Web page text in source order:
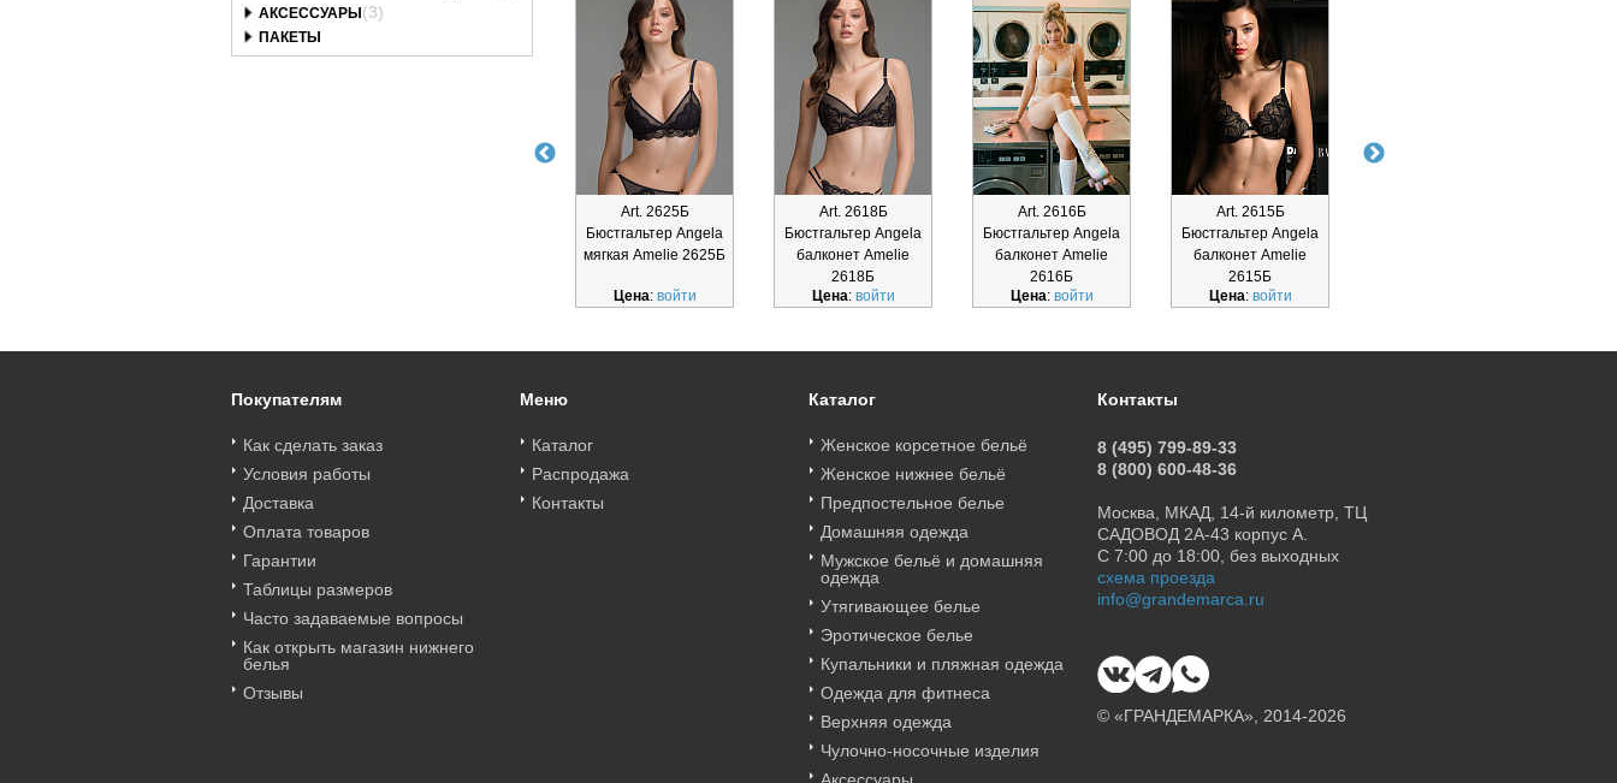
АКСЕССУАРЫ (3)
ПАКЕТЫ
Art. 2625Б
Бюстгальтер Angela
мягкая Amelie 2625Б
Цена: войти
Art. 2618Б
Бюстгальтер Angela
балконет Amelie
2618Б
Цена: войти
Art. 2616Б
Бюстгальтер Angela
балконет Amelie
2616Б
Цена: войти
Art. 2615Б
Бюстгальтер Angela
балконет Amelie
2615Б
Цена: войти
Покупателям
Как сделать заказ
Условия работы
Доставка
Оплата товаров
Гарантии
Таблицы размеров
Часто задаваемые вопросы
Как открыть магазин нижнего
белья
Отзывы
Меню
Каталог
Распродажа
Контакты
Каталог
Женское корсетное бельё
Женское нижнее бельё
Предпостельное белье
Домашняя одежда
Мужское бельё и домашняя
одежда
Утягивающее белье
Эротическое белье
Купальники и пляжная одежда
Одежда для фитнеса
Верхняя одежда
Чулочно-носочные изделия
Контакты
8 (495) 799-89-33
8 (800) 600-48-36
Москва, МКАД, 14-й километр, ТЦ
САДОВОД 2А-43 корпус А.
С 7:00 до 18:00, без выходных
схема проезда
info@grandemarca.ru
© «ГРАНДЕМАРКА», 2014-2026